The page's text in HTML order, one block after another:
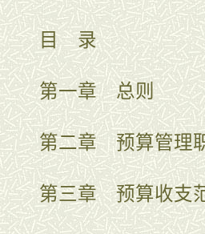
目 录
第一章 总则
第二章 预算管理
第三章 预算收支